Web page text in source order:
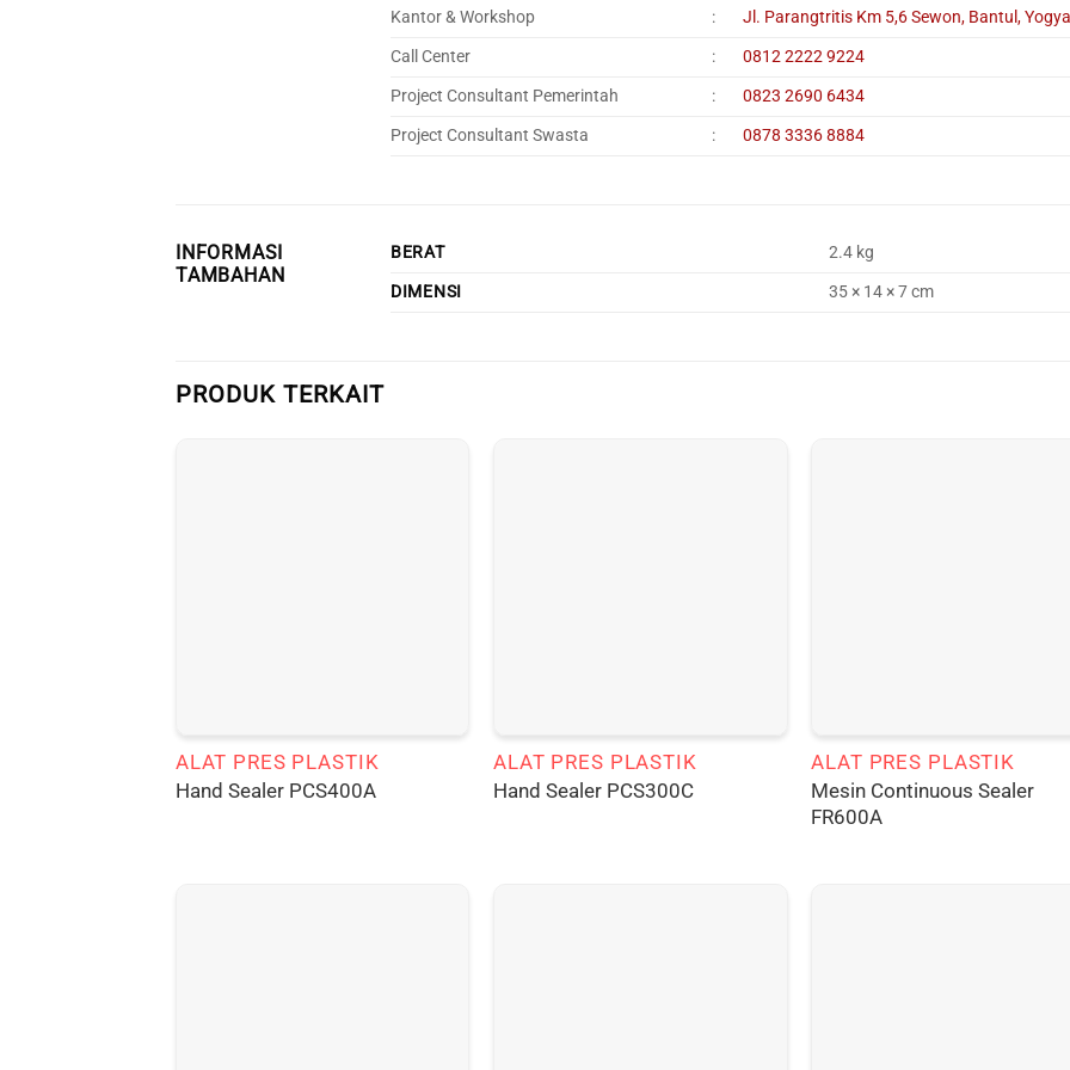
Kantor & Workshop :
Jl. Parangtritis Km 5,6 Sewon, Bantul,
Call Center
:
0812 2222 9224
Project Consultant Pemerintah
:
0823 2690 6434
Project Consultant Swasta
: 0878 3336 8884
INFORMASI
TAMBAHAN
BERAT
2.4 kg
DIMENSI
35 × 14 × 7 cm
PRODUK TERKAIT
ALAT PRES PLASTIK
Hand Sealer PCS400A
ALAT PRES PLASTIK
Hand Sealer PCS300C
ALAT PRES PLASTIK
Mesin Continuous Sealer
FR600A